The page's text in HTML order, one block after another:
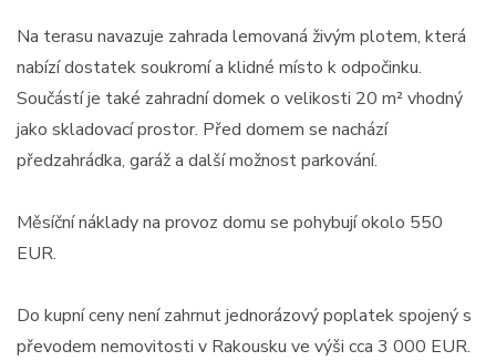
Na terasu navazuje zahrada lemovaná živým plotem, která
nabízí dostatek soukromí a klidné místo k odpočinku.
Součástí je také zahradní domek o velikosti 20 m² vhodný
jako skladovací prostor. Před domem se nachází
předzahrádka, garáž a další možnost parkování.
Měsíční náklady na provoz domu se pohybují okolo 550
EUR.
Do kupní ceny není zahrnut jednorázový poplatek spojený s
převodem nemovitosti v Rakousku ve výši cca 3 000 EUR.